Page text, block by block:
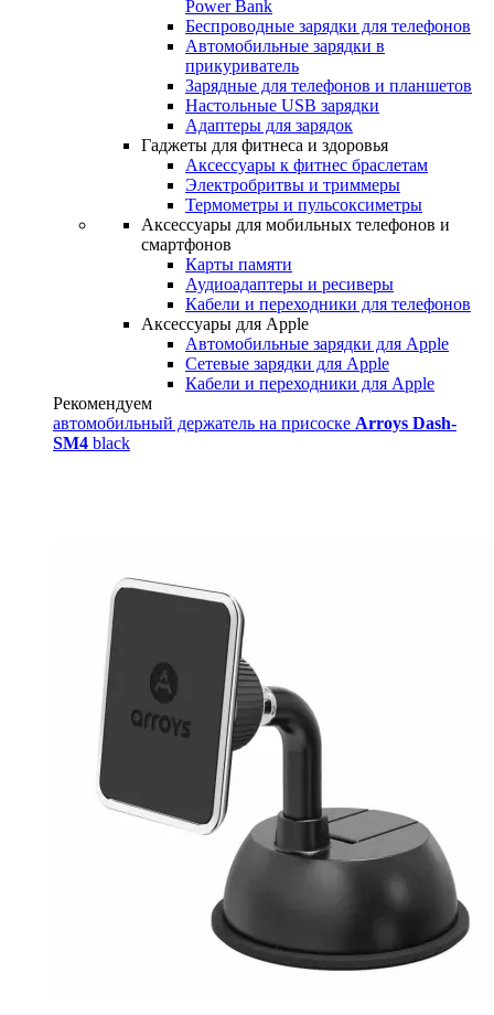
Power Bank
Беспроводные зарядки для телефонов
Автомобильные зарядки в
прикуриватель
Зарядные для телефонов и планшетов
Настольные USB зарядки
Адаптеры для зарядок
Гаджеты для фитнеса и здоровья
Аксессуары к фитнес браслетам
Электробритвы и триммеры
Термометры и пульсоксиметры
Аксессуары для мобильных телефонов и
смартфонов
Карты памяти
Аудиоадаптеры и ресиверы
Кабели и переходники для телефонов
Аксессуары для Apple
Автомобильные зарядки для Apple
Сетевые зарядки для Apple
Кабели и переходники для Apple
Рекомендуем
автомобильный держатель на присоске Arroys Dash-
SM4 black